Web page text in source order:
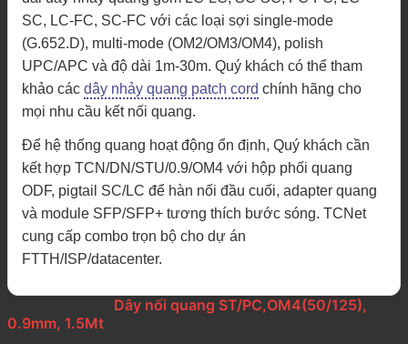
SC, LC-FC, SC-FC với các loại sợi single-mode
(G.652.D), multi-mode (OM2/OM3/OM4), polish
UPC/APC và độ dài 1m-30m. Quý khách có thể tham
khảo các dây nhảy quang patch cord chính hãng cho
mọi nhu cầu kết nối quang.
Để hệ thống quang hoạt động ổn định, Quý khách cần
kết hợp TCN/DN/STU/0.9/OM4 với hộp phối quang
ODF, pigtail SC/LC để hàn nối đầu cuối, adapter quang
và module SFP/SFP+ tương thích bước sóng. TCNet
cung cấp combo trọn bộ cho dự án
FTTH/ISP/datacenter.
Dây nối quang ST/PC,OM4(50/125),
0.9mm, 1.5Mt